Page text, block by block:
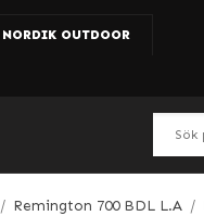
NORDIK OUTDOOR
/ Remington 700 BDL L.A /